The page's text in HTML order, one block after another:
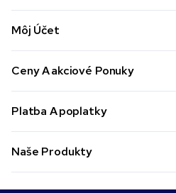
Môj Účet
Ceny A akciové Ponuky
Platba A poplatky
Naše Produkty